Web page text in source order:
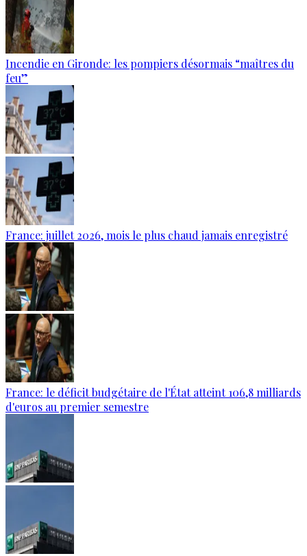
Incendie en Gironde: les pompiers désormais “maîtres du
feu”
France: juillet 2026, mois le plus chaud jamais enregistré
France: le déficit budgétaire de l'État atteint 106,8 milliards
d'euros au premier semestre